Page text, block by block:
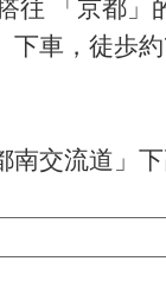
往 「京都
下車，徒歩
南交流道」